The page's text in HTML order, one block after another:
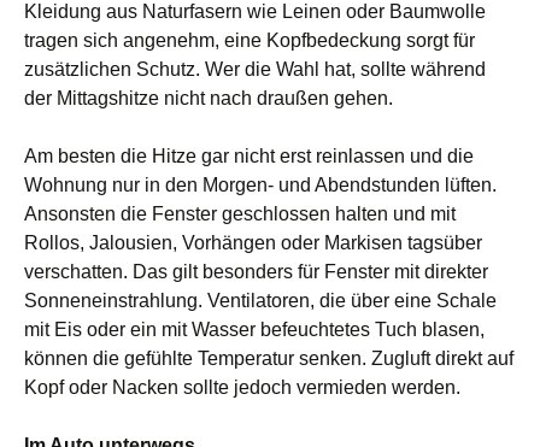
Kleidung aus Naturfasern wie Leinen oder Baumwolle
tragen sich angenehm, eine Kopfbedeckung sorgt für
zusätzlichen Schutz. Wer die Wahl hat, sollte während
der Mittagshitze nicht nach draußen gehen.
Am besten die Hitze gar nicht erst reinlassen und die
Wohnung nur in den Morgen- und Abendstunden lüften.
Ansonsten die Fenster geschlossen halten und mit
Rollos, Jalousien, Vorhängen oder Markisen tagsüber
verschatten. Das gilt besonders für Fenster mit direkter
Sonneneinstrahlung. Ventilatoren, die über eine Schale
mit Eis oder ein mit Wasser befeuchtetes Tuch blasen,
können die gefühlte Temperatur senken. Zugluft direkt auf
Kopf oder Nacken sollte jedoch vermieden werden.